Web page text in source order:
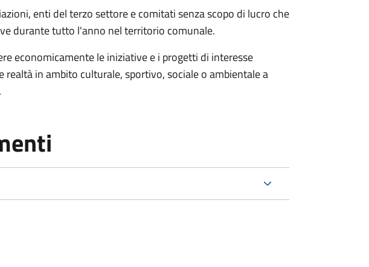
enti del terzo settore e comitati senza scopo di lucro che
durante tutto l'anno nel territorio comunale.
economicamente le iniziative e i progetti di interesse
realtà in ambito culturale, sportivo, sociale o ambientale a